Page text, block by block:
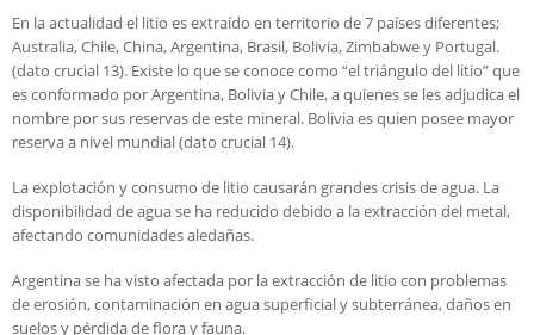
En la actualidad el litio es extraído en territorio de 7 países diferentes;
Australia, Chile, China, Argentina, Brasil, Bolivia, Zimbabwe y Portugal.
(dato crucial 13). Existe lo que se conoce como “el triángulo del litio” que
es conformado por Argentina, Bolivia y Chile, a quienes se les adjudica el
nombre por sus reservas de este mineral. Bolivia es quien posee mayor
reserva a nivel mundial (dato crucial 14).
La explotación y consumo de litio causarán grandes crisis de agua. La
disponibilidad de agua se ha reducido debido a la extracción del metal,
afectando comunidades aledañas.
Argentina se ha visto afectada por la extracción de litio con problemas
de erosión, contaminación en agua superficial y subterránea, daños en
suelos y pérdida de flora y fauna.